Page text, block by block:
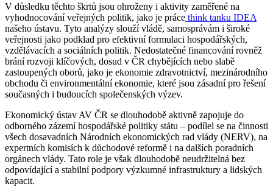
V důsledku těchto škrtů jsou ohroženy i aktivity zaměřené na
vyhodnocování veřejných politik, jako je práce think tanku IDEA
našeho ústavu. Tyto analýzy slouží vládě, samosprávám i široké
veřejnosti jako podklad pro efektivní formulaci hospodářských,
vzdělávacích a sociálních politik. Nedostatečné financování rovněž
brání rozvoji klíčových, dosud v ČR chybějících nebo slabě
zastoupených oborů, jako je ekonomie zdravotnictví, mezinárodního
obchodu či environmentální ekonomie, které jsou zásadní pro řešení
současných i budoucích společenských výzev.
Ekonomický ústav AV ČR se dlouhodobě aktivně zapojuje do
odborného zázemí hospodářské politiky státu – podílel se na činnosti
všech dosavadních Národních ekonomických rad vlády (NERV), na
expertních komisích k důchodové reformě i na dalších poradních
orgánech vlády. Tato role je však dlouhodobě neudržitelná bez
odpovídající a stabilní podpory výzkumné infrastruktury a lidských
kapacit.